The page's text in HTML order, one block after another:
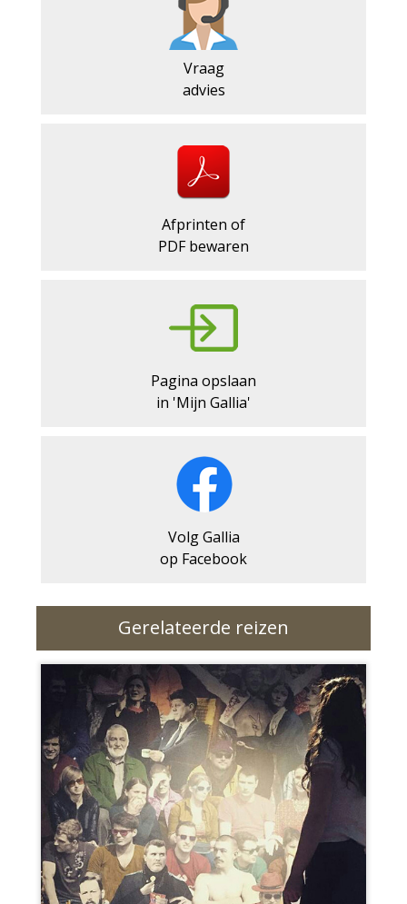
Vraag
advies
Afprinten of
PDF bewaren
Pagina opslaan
in 'Mijn Gallia'
Volg Gallia
op Facebook
Gerelateerde reizen